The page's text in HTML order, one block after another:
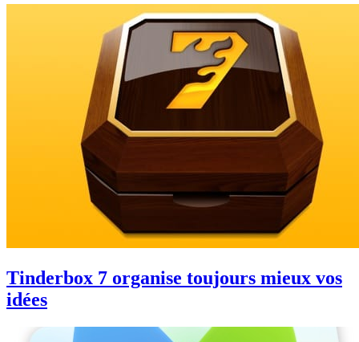
Tinderbox 7 organise toujours mieux vos
idées